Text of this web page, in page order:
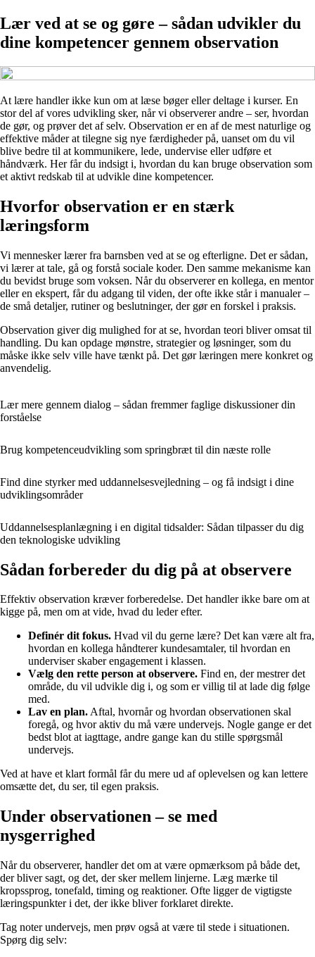
Lær ved at se og gøre – sådan udvikler du
dine kompetencer gennem observation
At lære handler ikke kun om at læse bøger eller deltage i kurser. En
stor del af vores udvikling sker, når vi observerer andre – ser, hvordan
de gør, og prøver det af selv. Observation er en af de mest naturlige og
effektive måder at tilegne sig nye færdigheder på, uanset om du vil
blive bedre til at kommunikere, lede, undervise eller udføre et
håndværk. Her får du indsigt i, hvordan du kan bruge observation som
et aktivt redskab til at udvikle dine kompetencer.
Hvorfor observation er en stærk
læringsform
Vi mennesker lærer fra barnsben ved at se og efterligne. Det er sådan,
vi lærer at tale, gå og forstå sociale koder. Den samme mekanisme kan
du bevidst bruge som voksen. Når du observerer en kollega, en mentor
eller en ekspert, får du adgang til viden, der ofte ikke står i manualer –
de små detaljer, rutiner og beslutninger, der gør en forskel i praksis.
Observation giver dig mulighed for at se, hvordan teori bliver omsat til
handling. Du kan opdage mønstre, strategier og løsninger, som du
måske ikke selv ville have tænkt på. Det gør læringen mere konkret og
anvendelig.
Lær mere gennem dialog – sådan fremmer faglige diskussioner din
forståelse
Brug kompetenceudvikling som springbræt til din næste rolle
Find dine styrker med uddannelsesvejledning – og få indsigt i dine
udviklingsområder
Uddannelsesplanlægning i en digital tidsalder: Sådan tilpasser du dig
den teknologiske udvikling
Sådan forbereder du dig på at observere
Effektiv observation kræver forberedelse. Det handler ikke bare om at
kigge på, men om at vide, hvad du leder efter.
Definér dit fokus. Hvad vil du gerne lære? Det kan være alt fra,
hvordan en kollega håndterer kundesamtaler, til hvordan en
underviser skaber engagement i klassen.
Vælg den rette person at observere. Find en, der mestrer det
område, du vil udvikle dig i, og som er villig til at lade dig følge
med.
Lav en plan.Aftal, hvornår og hvordan observationen skal
foregå, og hvor aktiv du må være undervejs. Nogle gange er det
bedst blot at iagttage, andre gange kan du stille spørgsmål
undervejs.
Ved at have et klart formål får du mere ud af oplevelsen og kan lettere
omsætte det, du ser, til egen praksis.
Under observationen – se med
nysgerrighed
Når du observerer, handler det om at være opmærksom på både det,
der bliver sagt, og det, der sker mellem linjerne. Læg mærke til
kropssprog, tonefald, timing og reaktioner. Ofte ligger de vigtigste
læringspunkter i det, der ikke bliver forklaret direkte.
Tag noter undervejs, men prøv også at være til stede i situationen.
Spørg dig selv: